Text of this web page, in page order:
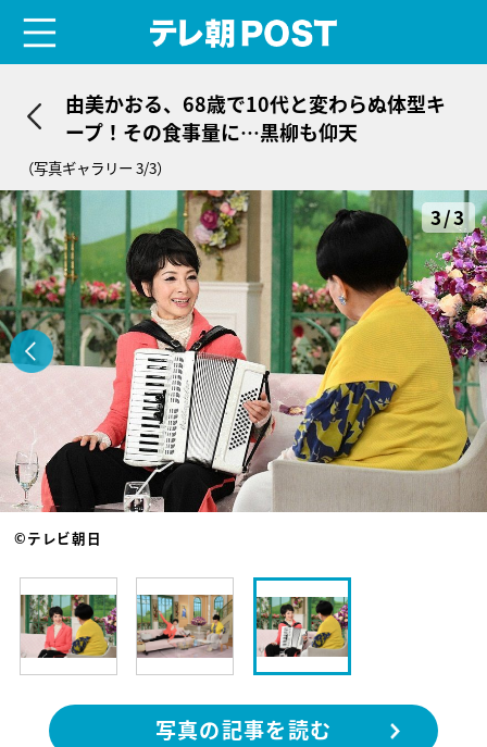
由美かおる、68歳で10代と変わらぬ体型キ
ープ！その食事量に…黒柳も仰天
（写真ギャラリー 3/3）
3/3
©テレビ朝日
写真の記事を読む